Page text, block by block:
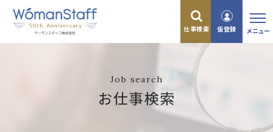
メニュー
仕事検索 仮登録
Job search
お仕事検索